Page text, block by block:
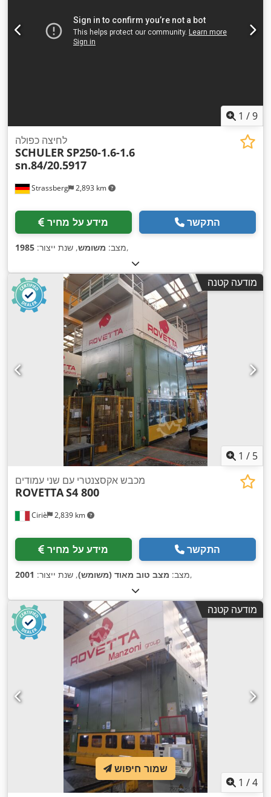
1 /9
Strassberg 2,893 km
לחיצה כפולה
SCHULERSP250-1.6-1.6
sn.84/20.5917
מידע על מחיר התקשר
מצב: משומש, שנת ייצור: 1985 ,
מודעה קטנה
1 / 5
Ciriè 2,839 km
מכבש אקסצנטרי עם שני עמודים
ROVETTAS4 800
מידע על מחיר התקשר
מצב: מצב טוב מאוד (משומש), שנת ייצור: 2001 ,
מודעה קטנה
1 /4
שמור חיפוש